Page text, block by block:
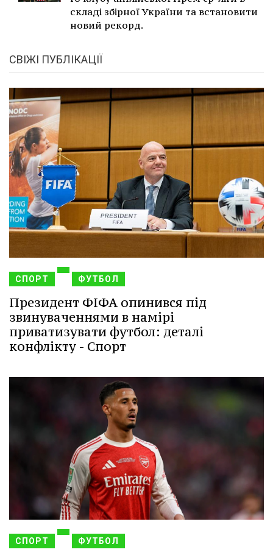
складі збірної України та встановити
новий рекорд.
СВІЖІ ПУБЛІКАЦІЇ
СПОРТ ФУТБОЛ
Президент ФІФА опинився під
звинуваченнями в намірі
приватизувати футбол: деталі
конфлікту - Спорт
СПОРТ ФУТБОЛ